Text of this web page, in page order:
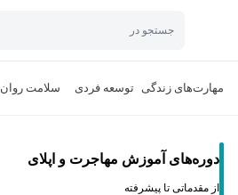
جستجو در
مهارت‌های زندگی توسعه فردی سلامت روان
دوره‌های آموزش مهاجرت و اپلای
از مقدماتی تا پیشرفته